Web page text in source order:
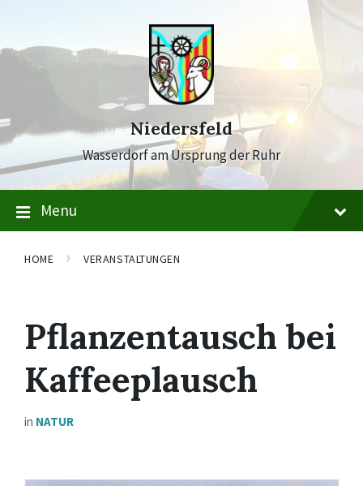
navigation
Niedersfeld
Wasserdorf am Ursprung der Ruhr
Menu
HOME VERANSTALTUNGEN
Pflanzentausch bei
Kaffeeplausch
in NATUR